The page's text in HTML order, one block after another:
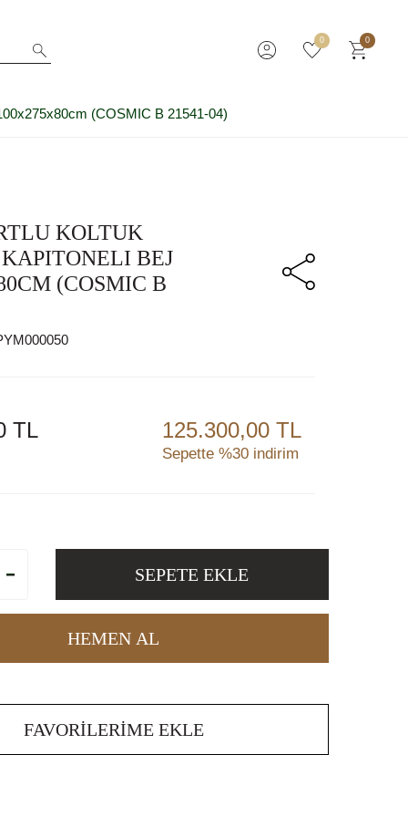
0 0
(COSMIC B 21541-04)
KOLTUK
BEJ
(COSMIC B
TL 125.300,00 TL
Sepette %30 indirim
SEPETE EKLE
HEMEN AL
FAVORILERIME EKLE